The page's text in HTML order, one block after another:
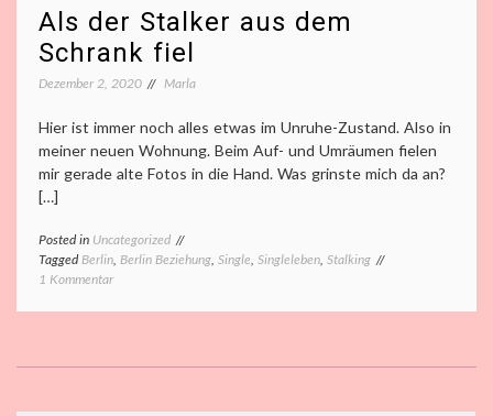
Als der Stalker aus dem
Schrank fiel
Dezember 2, 2020 Marla
Hier ist immer noch alles etwas im Unruhe-Zustand. Also in
meiner neuen Wohnung. Beim Auf- und Umräumen fielen
mir gerade alte Fotos in die Hand. Was grinste mich da an?
[…]
Posted in Uncategorized
TaggedBerlin, Berlin Beziehung, Single, Singleleben, Stalking
1 Kommentarzu